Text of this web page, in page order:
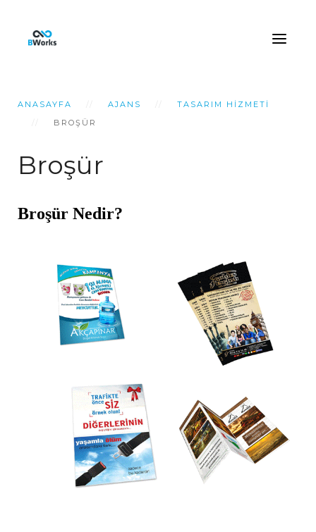
ANASAYFA AJANS
TASARIM HIZMETI
BROŞÜR
Broşür
Broşür Nedir?